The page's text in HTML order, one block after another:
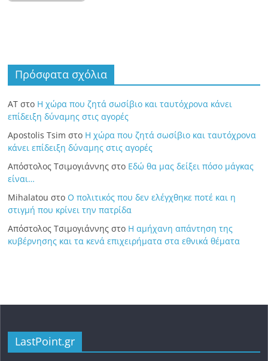
Πρόσφατα σχόλια
ΑΤ στο Η χώρα που ζητά σωσίβιο και ταυτόχρονα κάνει
επίδειξη δύναμης στις αγορές
Apostolis Tsim στο Η χώρα που ζητά σωσίβιο και ταυτόχρονα
κάνει επίδειξη δύναμης στις αγορές
Απόστολος Τσιμογιάννης στο Εδώ θα μας δείξει πόσο μάγκας
είναι…
Mihalatou στο Ο πολιτικός που δεν ελέγχθηκε ποτέ και η
στιγμή που κρίνει την πατρίδα
Απόστολος Τσιμογιάννης στο Η αμήχανη απάντηση της
κυβέρνησης και τα κενά επιχειρήματα στα εθνικά θέματα
LastPoint.gr